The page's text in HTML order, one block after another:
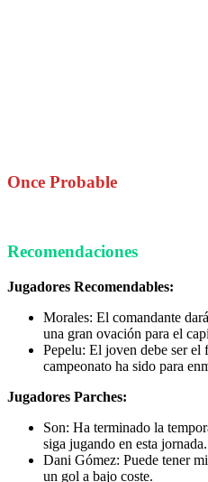
Once Probable
Recomendaciones
Jugadores Recomendables:
Morales: El comandante
una gran ovación para el
Pepelu: El joven debe ser el
campeonato ha sido para
Jugadores Parches:
Son: Ha terminado la
siga jugando en esta jornada.
Dani Gómez: Puede tener
un gol a bajo coste.